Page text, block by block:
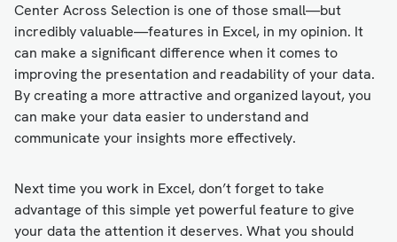
Center Across Selection is one of those small—but
incredibly valuable—features in Excel, in my opinion. It
can make a significant difference when it comes to
improving the presentation and readability of your data.
By creating a more attractive and organized layout, you
can make your data easier to understand and
communicate your insights more effectively.
Next time you work in Excel, don’t forget to take
advantage of this simple yet powerful feature to give
your data the attention it deserves. What you should